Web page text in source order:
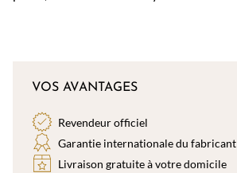
VOS AVANTAGES
Revendeur officiel
Garantie internationale du fabricant
Livraison gratuite à votre domicile